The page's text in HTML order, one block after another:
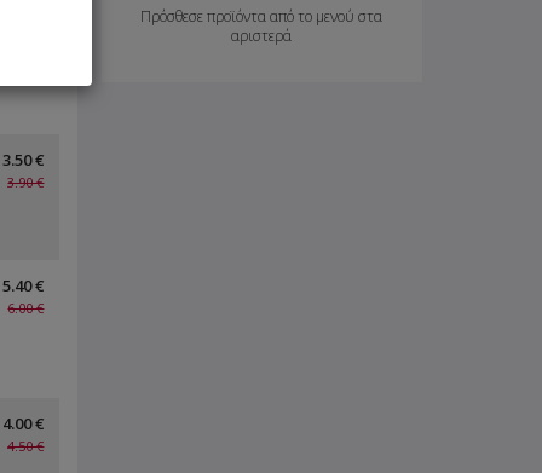
3.50 €
3.90 €
5.40 €
6.00 €
4.00 €
4.50 €
Πρόσθεσε προϊόντα από το μενού στα
αριστερά